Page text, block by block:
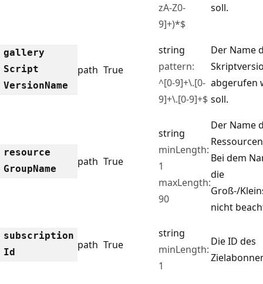
zA-Z0-
9]+)*$
soll.
gallery
Script
VersionName
path True
string
pattern:
^[0-9]+\.[0-
9]+\.[0-9]+$
Der Name
abgerufen
soll.
resource
GroupName
path True
string
minLength:
1
maxLength:
90
Der Name
Bei dem
die
Groß-/
nicht
subscription
Id
path True
string
minLength:
1
Die ID des